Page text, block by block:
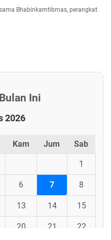
Bhabinkamtibmas, perangkat
Ini
2026
Kam Jum Sab
1
6 7 8
13 14 15
20 21 22